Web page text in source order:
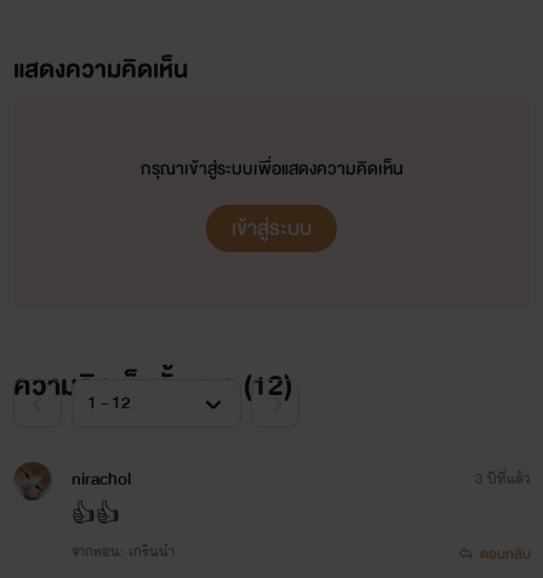
แสดงความคิดเห็น
กรุณาเข้าสู่ระบบเพื่อแสดงความคิดเห็น
เข้าสู่ระบบ
ความคิดเห็นทั้งหมด (12)
nirachol
👍👍
จากตอน: เกริ่นนำ
3 ปีที่แล้ว
ตอบกลับ